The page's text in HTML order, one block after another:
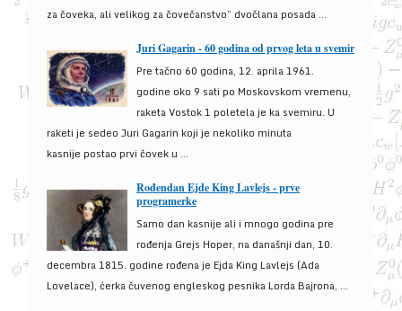
za čoveka, ali velikog za čovečanstvo” dvočlana posada ...
Juri Gagarin - 60 godina od prvog leta u svemir
Pre tačno 60 godina, 12. aprila 1961.
godine oko 9 sati po Moskovskom vremenu,
raketa Vostok 1 poletela je ka svemiru. U
raketi je sedeo Juri Gagarin koji je nekoliko minuta
kasnije postao prvi čovek u ...
Rođendan Ejde King Lavlejs - prve
programerke
Samo dan kasnije ali i mnogo godina pre
rođenja Grejs Hoper, na današnji dan, 10.
decembra 1815. godine rođena je Ejda King Lavlejs (Ada
Lovelace), ćerka čuvenog engleskog pesnika Lorda Bajrona, ...